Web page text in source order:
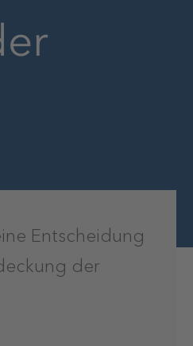
Entscheidung
der